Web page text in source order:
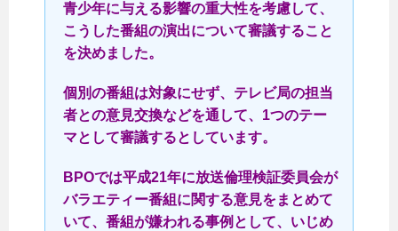
青少年に与える影響の重大性を考慮して、
こうした番組の演出について審議すること
を決めました。
個別の番組は対象にせず、テレビ局の担当
者との意見交換などを通して、1つのテー
マとして審議するとしています。
BPOでは平成21年に放送倫理検証委員会が
バラエティー番組に関する意見をまとめて
いて、番組が嫌われる事例として、いじめ